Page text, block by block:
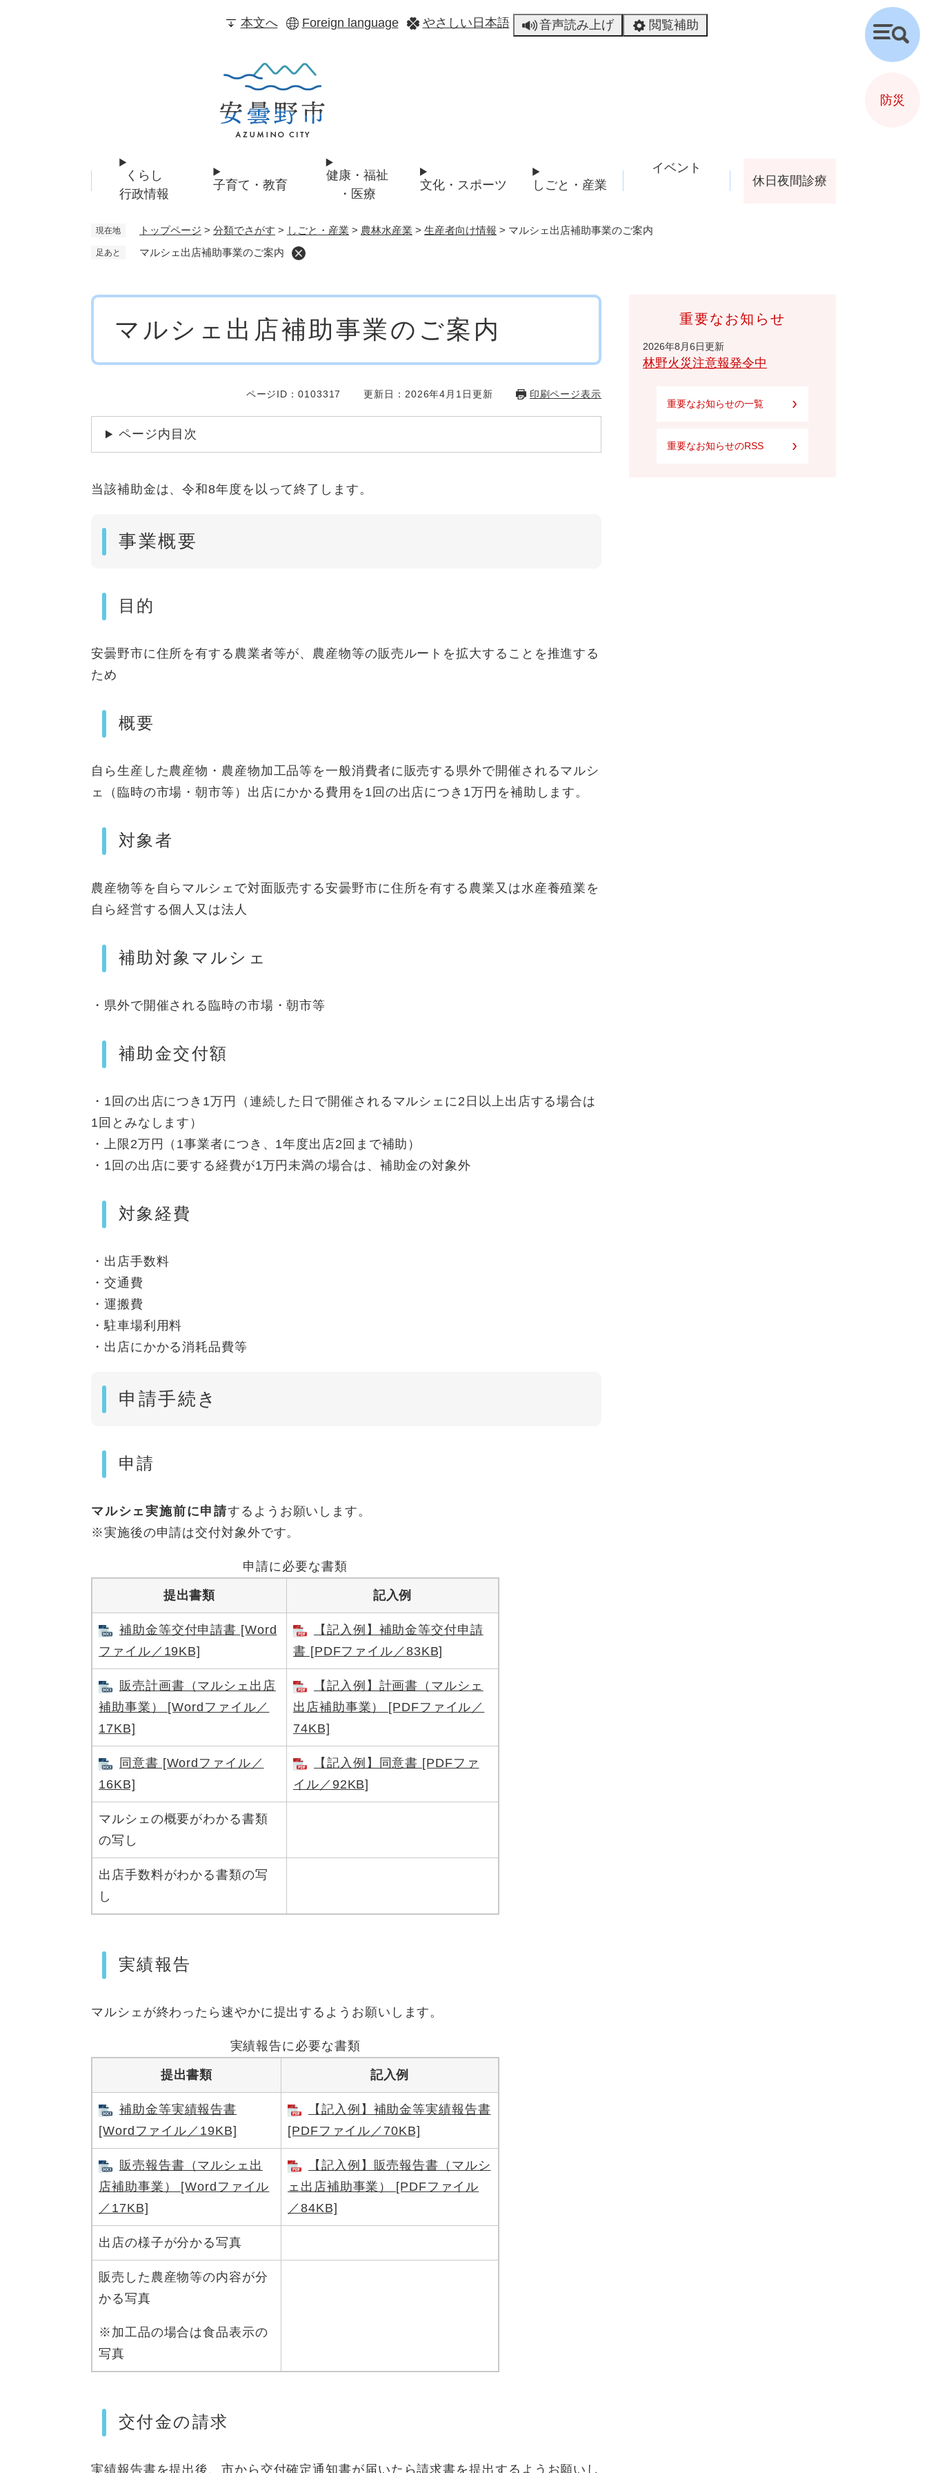
本文へ Foreign language やさしい日本語 音声読み上げ 閲覧補助
くらし
行政情報
子育て・教育
健康・福祉
・医療
文化・スポーツ しごと・産業
イベント
休日夜間診療
現在地 トップページ > 分類でさがす > しごと・産業 > 農林水産業 > 生産者向け情報 > マルシェ出店補助事業のご案内
足あと マルシェ出店補助事業のご案内
マルシェ出店補助事業のご案内
ページID：0103317 更新日：2026年4月1日更新 印刷ページ表示
ページ内目次
当該補助金は、令和8年度を以って終了します。
事業概要
目的
安曇野市に住所を有する農業者等が、農産物等の販売ルートを拡大することを推進する
ため
概要
自ら生産した農産物・農産物加工品等を一般消費者に販売する県外で開催されるマルシ
ェ（臨時の市場・朝市等）出店にかかる費用を1回の出店につき1万円を補助します。
対象者
農産物等を自らマルシェで対面販売する安曇野市に住所を有する農業又は水産養殖業を
自ら経営する個人又は法人
補助対象マルシェ
・県外で開催される臨時の市場・朝市等
補助金交付額
・1回の出店につき1万円（連続した日で開催されるマルシェに2日以上出店する場合は
1回とみなします）
・上限2万円（1事業者につき、1年度出店2回まで補助）
・1回の出店に要する経費が1万円未満の場合は、補助金の対象外
対象経費
・出店手数料
・交通費
・運搬費
・駐車場利用料
・出店にかかる消耗品費等
申請手続き
申請
マルシェ実施前に申請するようお願いします。
※実施後の申請は交付対象外です。
申請に必要な書類
提出書類 記入例
補助金等交付申請書 [Word
ファイル／19KB]
【記入例】補助金等交付申請
書 [PDFファイル／83KB]
販売計画書（マルシェ出店
補助事業） [Wordファイル／
17KB]
【記入例】計画書（マルシェ
出店補助事業） [PDFファイル／
74KB]
同意書 [Wordファイル／
16KB]
【記入例】同意書 [PDFファ
イル／92KB]
マルシェの概要がわかる書類
の写し
出店手数料がわかる書類の写
し
実績報告
マルシェが終わったら速やかに提出するようお願いします。
実績報告に必要な書類
提出書類 記入例
補助金等実績報告書
[Wordファイル／19KB]
【記入例】補助金等実績報告書
[PDFファイル／70KB]
販売報告書（マルシェ出
店補助事業） [Wordファイル
／17KB]
【記入例】販売報告書（マルシ
ェ出店補助事業） [PDFファイル
／84KB]
出店の様子が分かる写真
販売した農産物等の内容が分
かる写真
※加工品の場合は食品表示の
写真
交付金の請求
実績報告書を提出後、市から交付確定通知書が届いたら請求書を提出するようお願いし
重要なお知らせ
2026年8月6日更新
林野火災注意報発令中
重要なお知らせの一覧
重要なお知らせのRSS
検
索
防災